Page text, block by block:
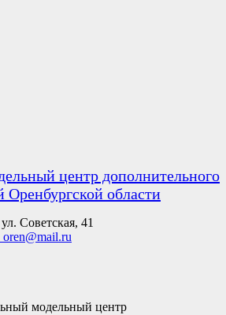
центр дополнительного
Оренбургской области
Советская, 41
модельный центр